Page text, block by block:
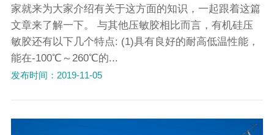
家就来为大家介绍有关于这方面的知识，一起跟着这篇
文章来了解一下。 与其他压敏胶相比而言，有机硅压
敏胶还有以下几个特点: (1)具有良好的耐高低温性能，
能在-100℃～260℃的...
发布时间：2019-11-05